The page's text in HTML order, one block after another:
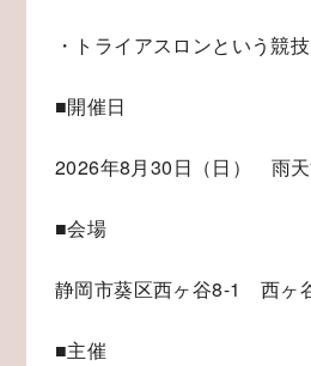
・トライアスロンという競
■開催日
2026年8月30日（日） 雨天
■会場
静岡市葵区西ヶ谷8-1 西ヶ
■主催